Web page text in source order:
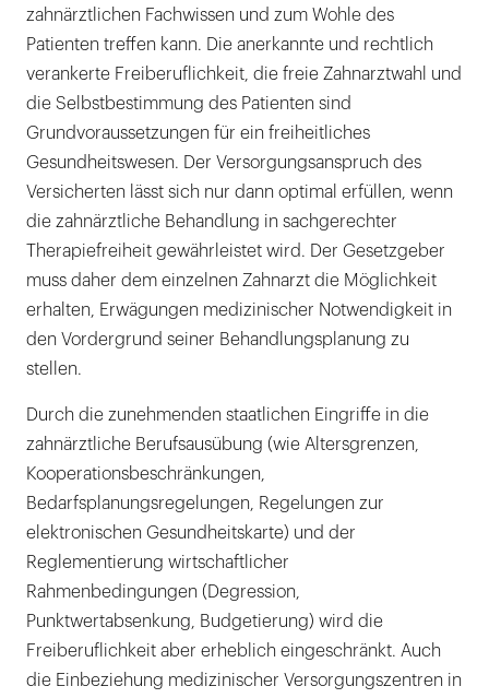
zahnärztlichen Fachwissen und zum Wohle des
Patienten treffen kann. Die anerkannte und rechtlich
verankerte Freiberuflichkeit, die freie Zahnarztwahl und
die Selbstbestimmung des Patienten sind
Grundvoraussetzungen für ein freiheitliches
Gesundheitswesen. Der Versorgungsanspruch des
Versicherten lässt sich nur dann optimal erfüllen, wenn
die zahnärztliche Behandlung in sachgerechter
Therapiefreiheit gewährleistet wird. Der Gesetzgeber
muss daher dem einzelnen Zahnarzt die Möglichkeit
erhalten, Erwägungen medizinischer Notwendigkeit in
den Vordergrund seiner Behandlungsplanung zu
stellen.
Durch die zunehmenden staatlichen Eingriffe in die
zahnärztliche Berufsausübung (wie Altersgrenzen,
Kooperationsbeschränkungen,
Bedarfsplanungsregelungen, Regelungen zur
elektronischen Gesundheitskarte) und der
Reglementierung wirtschaftlicher
Rahmenbedingungen (Degression,
Punktwertabsenkung, Budgetierung) wird die
Freiberuflichkeit aber erheblich eingeschränkt. Auch
die Einbeziehung medizinischer Versorgungszentren in